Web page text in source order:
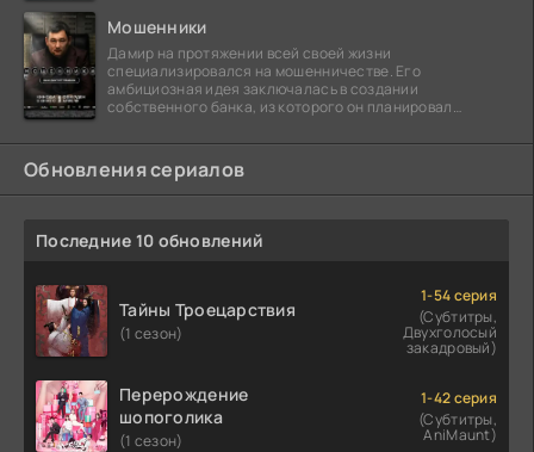
Мошенники
Дамир на протяжении всей своей жизни
специализировался на мошенничестве. Его
амбициозная идея заключалась в создании
собственного банка, из которого он планировал
Обновления сериалов
Последние 10 обновлений
Тайны Троецарствия
(1 сезон)
1-54 серия
(Субтитры,
Двухголосый
закадровый)
Перерождение
шопоголика
(1 сезон)
1-42 серия
(Субтитры,
AniMaunt)